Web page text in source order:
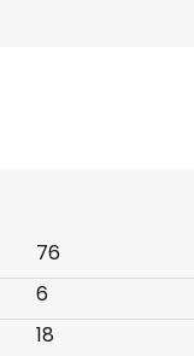
76
6
18